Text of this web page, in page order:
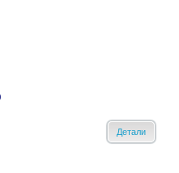
Детали